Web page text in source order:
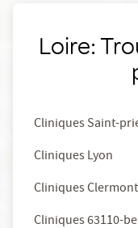
Loire:
Cliniques Saint-
Cliniques Lyon
Cliniques
Cliniques 63110-